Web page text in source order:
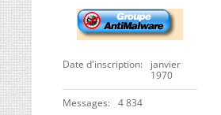
Date d'inscription
janvier
1970
Messages 4 834